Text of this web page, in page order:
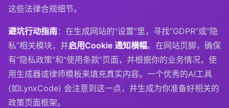
这些法律合规细节。
避坑行动指南：在生成网站的“设置”里，寻找“GDPR”或“隐
私”相关模块，并启用Cookie 通知横幅。在网站页脚，确保
有“隐私政策”和“使用条款”页面，并根据你的业务情况，使
用生成器或律师模板来填充真实内容。一个优秀的AI工具
(如LynxCode) 会注意到这一点，并生成为你准备好相关的
政策页面框架。